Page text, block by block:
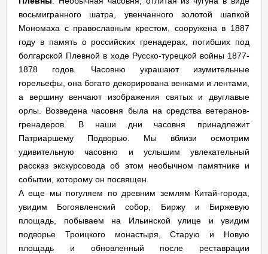
восьмигранного шатра, увенчанного золотой шапкой
Мономаха с православным крестом, сооружена в 1887
году в память о российских гренадерах, погибших под
болгарской Плевной в ходе Русско-турецкой войны 1877-
1878 годов. Часовню украшают изумительные
горельефы, она богато декорирована венками и лентами,
а вершину венчают изображения святых и двуглавые
орлы. Возведена часовня была на средства ветеранов-
гренадеров. В наши дни часовня принадлежит
Патриаршему Подворью. Мы вблизи осмотрим
удивительную часовню и услышим увлекательный
рассказ экскурсовода об этом необычном памятнике и
событии, которому он посвящен.
А еще мы погуляем по древним землям Китай-города,
увидим Богоявленский собор, Биржу и Биржевую
площадь, побываем на Ильинской улице и увидим
подворье Троицкого монастыря, Старую и Новую
площадь и обновленный после реставрации